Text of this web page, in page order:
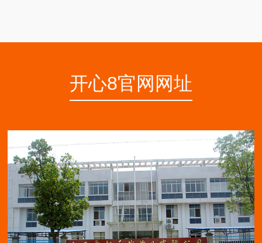
开心8官网网址